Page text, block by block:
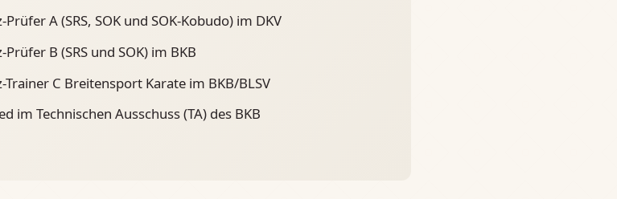
Prüfer A (SRS, SOK und SOK-Kobudo) im DKV
Prüfer B (SRS und SOK) im BKB
Trainer C Breitensport Karate im BKB/BLSV
im Technischen Ausschuss (TA) des BKB